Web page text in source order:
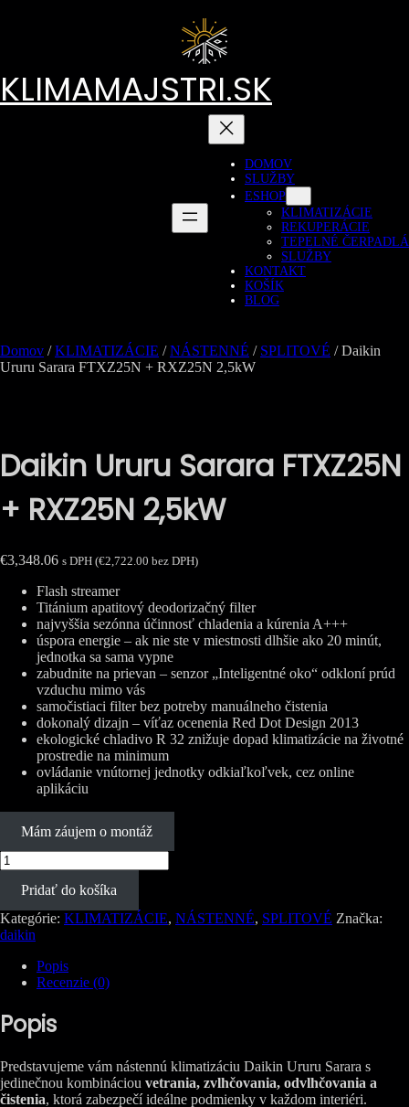
KLIMAMAJSTRI.SK
DOMOV
SLUŽBY
ESHOP
KLIMATIZÁCIE
REKUPERÁCIE
TEPELNÉ ČERPADLÁ
SLUŽBY
KONTAKT
KOŠÍK
BLOG
Domov /KLIMATIZÁCIE /NÁSTENNÉ / SPLITOVÉ / Daikin
Ururu Sarara FTXZ25N + RXZ25N 2,5kW
Daikin Ururu Sarara FTXZ25N
+ RXZ25N 2,5kW
€3,348.06 s DPH (€2,722.00 bez DPH)
Flash streamer
Titánium apatitový deodorizačný filter
najvyššia sezónna účinnosť chladenia a kúrenia A+++
úspora energie – ak nie ste v miestnosti dlhšie ako 20 minút,
jednotka sa sama vypne
zabudnite na prievan – senzor „Inteligentné oko“ odkloní prúd
vzduchu mimo vás
samočistiaci filter bez potreby manuálneho čistenia
dokonalý dizajn – víťaz ocenenia Red Dot Design 2013
ekologické chladivo R 32 znižuje dopad klimatizácie na životné
prostredie na minimum
ovládanie vnútornej jednotky odkiaľkoľvek, cez online
aplikáciu
Mám záujem o montáž
množstvo
Daikin
Ururu
Sarara
FTXZ25N
+
2,5kW
Pridať do košíka
Kategórie: KLIMATIZÁCIE, NÁSTENNÉ, SPLITOVÉ Značka:
daikin
Popis
Recenzie (0)
Popis
Predstavujeme vám nástennú klimatizáciu Daikin Ururu Sarara s
jedinečnou kombináciou vetrania, zvlhčovania, odvlhčovania a
čistenia, ktorá zabezpečí ideálne podmienky v každom interiéri.